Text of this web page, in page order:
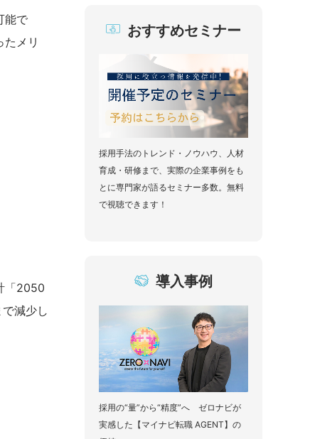
能で
メリ
「2050
減少し
おすすめセミナー
採用手法のトレンド・ノウハウ、人材
育成・研修まで、実際の企業事例をも
とに専門家が語るセミナー多数。無料
で視聴できます！
導入事例
採用の“量”から“精度”へ ゼロナビが
実感した【マイナビ転職 AGENT】の